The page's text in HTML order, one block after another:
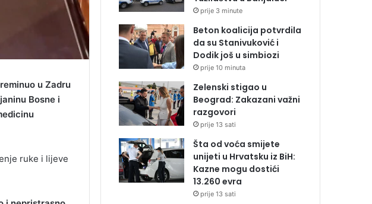
u Zadru
Bosne i
ruke i lijeve
prije 3 minute
Beton koalicija potvrdila
da su Stanivuković i
Dodik još u simbiozi
prije 10 minuta
Zelenski stigao u
Beograd: Zakazani važni
razgovori
prije 13 sati
Šta od voća smijete
unijeti u Hrvatsku iz BiH:
Kazne mogu dostići
13.260 evra
prije 13 sati